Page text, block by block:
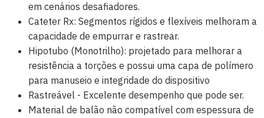
em cenários desafiadores.
Cateter Rx: Segmentos rígidos e flexíveis melhoram a
capacidade de empurrar e rastrear.
Hipotubo (Monotrilho): projetado para melhorar a
resistência a torções e possui uma capa de polímero
para manuseio e integridade do dispositivo
Rastreável - Excelente desempenho que pode ser.
Material de balão não compatível com espessura de